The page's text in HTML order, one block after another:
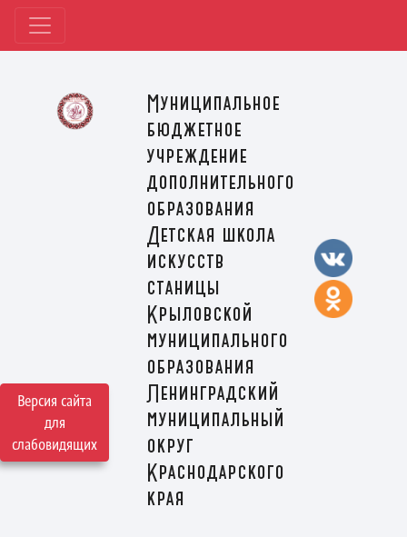
Версия сайта
для
слабовидящих
Муниципальное
бюджетное
учреждение
дополнительного
образования
Детская школа
искусств
станицы
Крыловской
муниципального
образования
Ленинградский
муниципальный
округ
Краснодарского
края